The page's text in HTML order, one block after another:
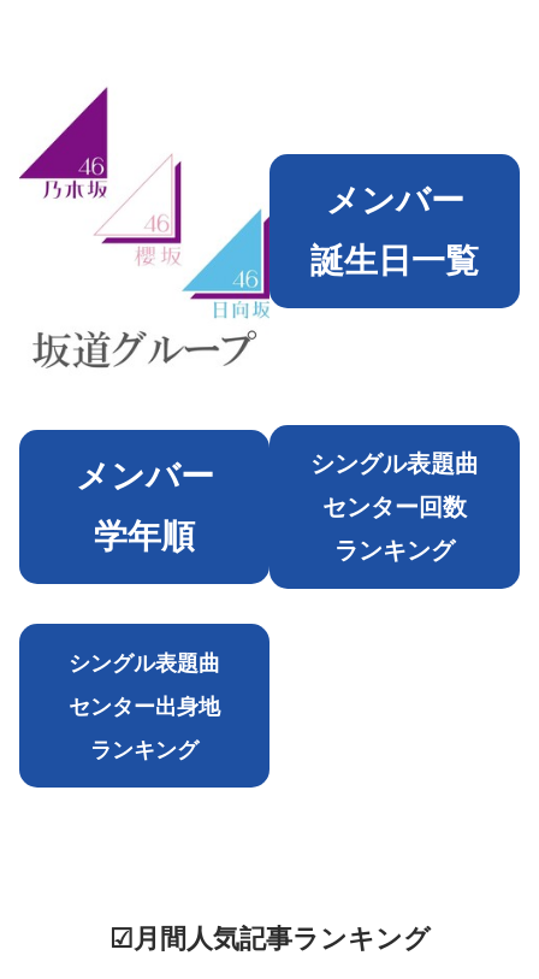
メンバー
誕生日一覧
メンバー
学年順
シングル表題曲
センター回数
ランキング
シングル表題曲
センター出身地
ランキング
☑月間人気記事ランキング